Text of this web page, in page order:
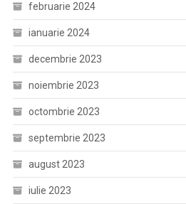
februarie 2024
ianuarie 2024
decembrie 2023
noiembrie 2023
octombrie 2023
septembrie 2023
august 2023
iulie 2023